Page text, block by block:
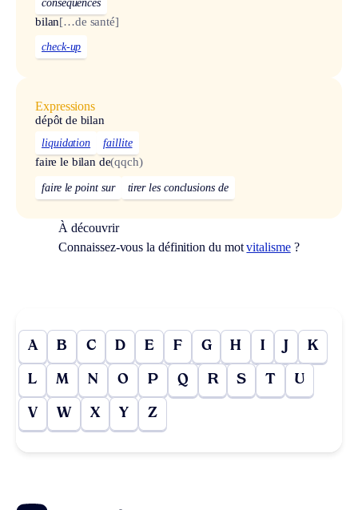
conséquences
bilan[…de santé]
check-up
Expressions
dépôt de bilan
liquidation faillite
faire le bilan de(qqch)
faire le point sur tirer les conclusions de
À découvrir
Connaissez-vous la définition du motvitalisme?
A B C D E F G H I J K
L M N O P Q R S T U
V W X Y Z